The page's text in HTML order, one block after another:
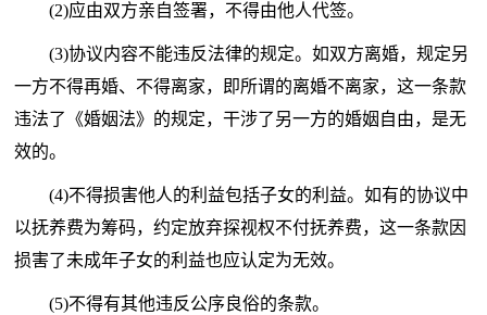
(2)应由双方亲自签署，不得由他人代签。
(3)协议内容不能违反法律的规定。如双方离婚，规定另
一方不得再婚、不得离家，即所谓的离婚不离家，这一条款
违法了《婚姻法》的规定，干涉了另一方的婚姻自由，是无
效的。
(4)不得损害他人的利益包括子女的利益。如有的协议中
以抚养费为筹码，约定放弃探视权不付抚养费，这一条款因
损害了未成年子女的利益也应认定为无效。
(5)不得有其他违反公序良俗的条款。